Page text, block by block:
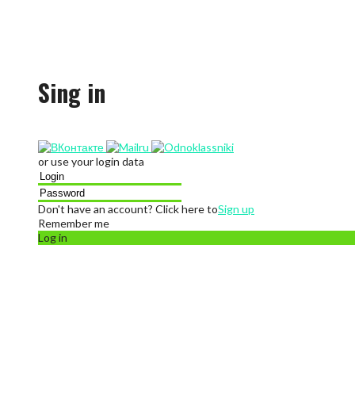
Sing in
or use your login data
Don't have an account? Click here toSign up
Remember me
Log in